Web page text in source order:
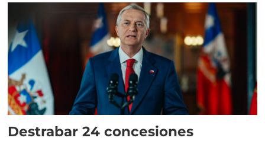
Destrabar 24 concesiones